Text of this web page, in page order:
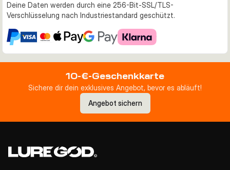
Deine Daten werden durch eine 256-Bit-SSL/TLS-
Verschlüsselung nach Industriestandard geschützt.
10-€-Geschenkkarte
Sichere dir dein exklusives Angebot, bevor es abläuft!
Angebot sichern